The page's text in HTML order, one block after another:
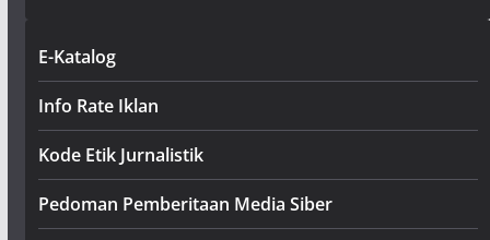
E-Katalog
Info Rate Iklan
Kode Etik Jurnalistik
Pedoman Pemberitaan Media Siber